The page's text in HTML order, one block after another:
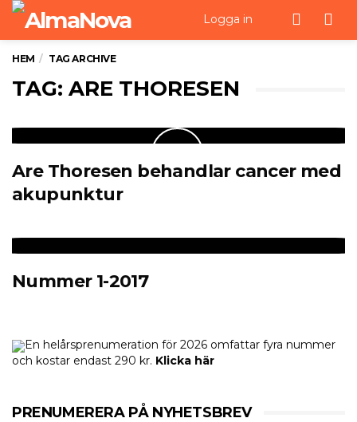
Logga in
HEM TAG ARCHIVE
TAG: ARE THORESEN
Are Thoresen behandlar cancer med
akupunktur
Nummer 1-2017
En helårsprenumeration för 2026 omfattar fyra nummer
och kostar endast 290 kr. Klicka här
PRENUMERERA PÅ NYHETSBREV